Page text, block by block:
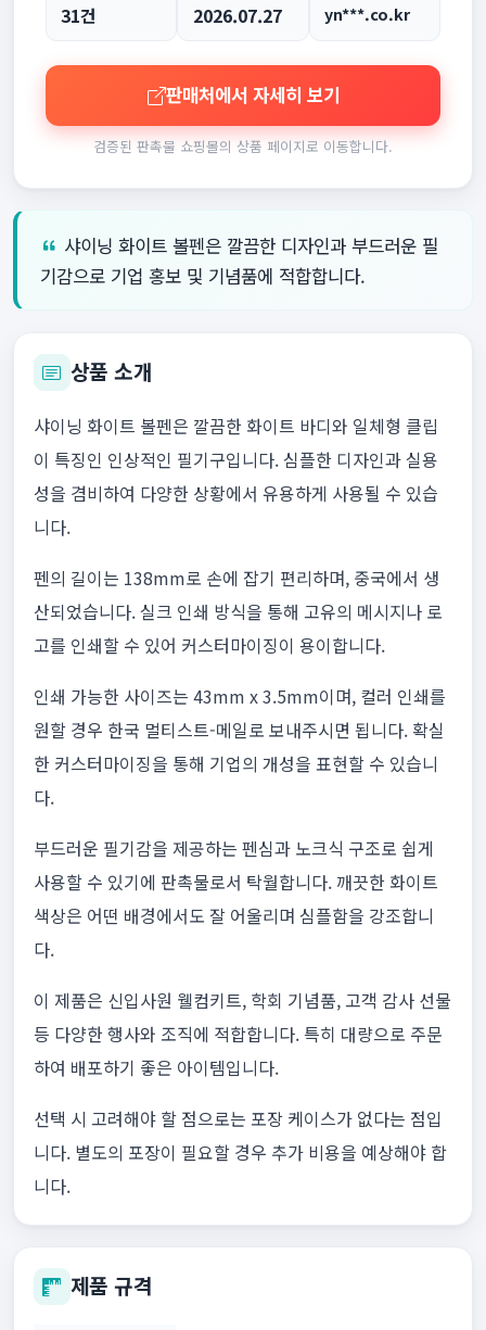
31건 2026.07.27 yn***.co.kr
판매처에서 자세히 보기
검증된 판촉물 쇼핑몰의 상품 페이지로 이동합니다.
샤이닝 화이트 볼펜은 깔끔한 디자인과 부드러운 필
기감으로 기업 홍보 및 기념품에 적합합니다.
상품 소개
샤이닝 화이트 볼펜은 깔끔한 화이트 바디와 일체형 클립
이 특징인 인상적인 필기구입니다. 심플한 디자인과 실용
성을 겸비하여 다양한 상황에서 유용하게 사용될 수 있습
니다.
펜의 길이는 138mm로 손에 잡기 편리하며, 중국에서 생
산되었습니다. 실크 인쇄 방식을 통해 고유의 메시지나 로
고를 인쇄할 수 있어 커스터마이징이 용이합니다.
인쇄 가능한 사이즈는 43mm x 3.5mm이며, 컬러 인쇄를
원할 경우 한국 멀티스트-메일로 보내주시면 됩니다. 확실
한 커스터마이징을 통해 기업의 개성을 표현할 수 있습니
다.
부드러운 필기감을 제공하는 펜심과 노크식 구조로 쉽게
사용할 수 있기에 판촉물로서 탁월합니다. 깨끗한 화이트
색상은 어떤 배경에서도 잘 어울리며 심플함을 강조합니
다.
이 제품은 신입사원 웰컴키트, 학회 기념품, 고객 감사 선물
등 다양한 행사와 조직에 적합합니다. 특히 대량으로 주문
하여 배포하기 좋은 아이템입니다.
선택 시 고려해야 할 점으로는 포장 케이스가 없다는 점입
니다. 별도의 포장이 필요할 경우 추가 비용을 예상해야 합
니다.
제품 규격